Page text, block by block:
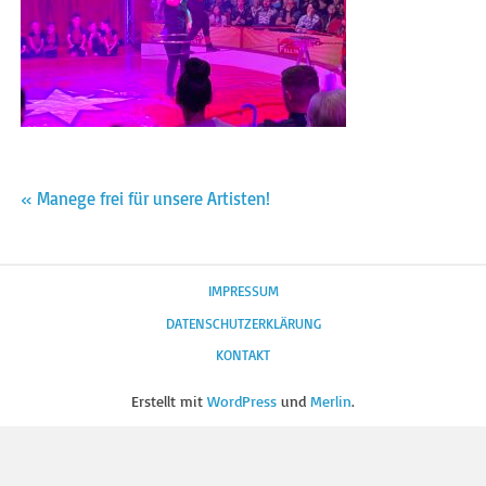
Beitragsnavigation
« Manege frei für unsere Artisten!
IMPRESSUM
DATENSCHUTZERKLÄRUNG
KONTAKT
Erstellt mit WordPress und Merlin.